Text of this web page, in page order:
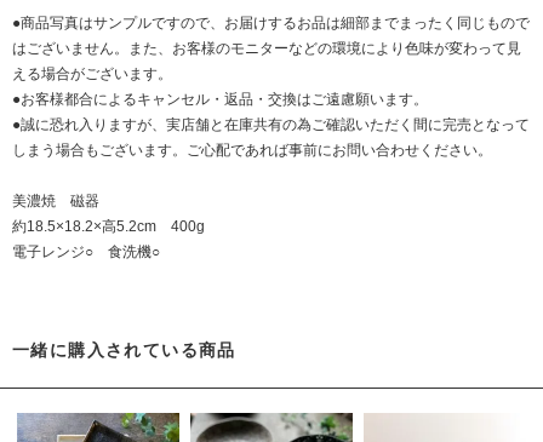
●商品写真はサンプルですので、お届けするお品は細部までまったく同じもので
はございません。また、お客様のモニターなどの環境により色味が変わって見
える場合がございます。
●お客様都合によるキャンセル・返品・交換はご遠慮願います。
●誠に恐れ入りますが、実店舗と在庫共有の為ご確認いただく間に完売となって
しまう場合もございます。ご心配であれば事前にお問い合わせください。
美濃焼 磁器
約18.5×18.2×高5.2cm 400g
電子レンジ○ 食洗機○
一緒に購入されている商品